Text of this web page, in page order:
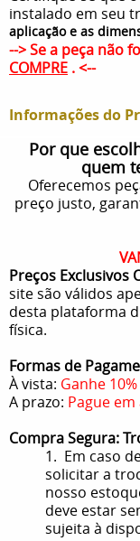
instalado em seu
aplicação e as
--> Se a peça não
COMPRE . <--
Informações do
Por que
quem
Oferecemos
preço justo,
Preços Exclusivos
site são válidos
desta plataforma
física.
Formas de
À vista: Ganhe
A prazo: Pague
Compra Segura:
1. Em caso
solicitar a
nosso
deve estar
sujeita à